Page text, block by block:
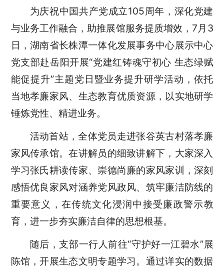
为庆祝中国共产党成立105周年，深化党建
与业务工作融合，助推展馆服务提质增效，7月3
日，湖南省长株潭一体化发展事务中心展示中心
党支部赴岳阳开展“党建红铸魂守初心 生态绿赋
能促提升”主题党日暨业务提升研学活动，依托
当地孝廉家风、生态教育优质资源，以实地研学
锤炼党性、精进业务。
活动首站，全体党员走进张谷英古村落孝廉
家风传承馆。在讲解员的细致讲解下，大家深入
学习张氏耕读传家、崇德尚廉的家风家训，深刻
感悟优良家风对涵养党风政风、筑牢廉洁防线的
重要意义，在传统文化浸润中接受廉政警示教
育，进一步夯实廉洁自律的思想根基。
随后，支部一行人前往“守护好一江碧水”展
陈馆，开展生态文明专题学习。通过详实的数据